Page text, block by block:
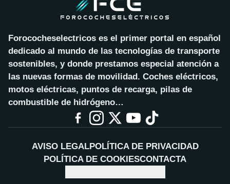
Forococheselectricos es el primer portal en español
dedicado al mundo de las tecnologías de transporte
sostenibles, y donde prestamos especial atención a
las nuevas formas de movilidad. Coches eléctricos,
motos eléctricas, puntos de recarga, pilas de
combustible de hidrógeno…
AVISO LEGALPOLÍTICA DE PRIVACIDAD
POLÍTICA DE COOKIESCONTACTA